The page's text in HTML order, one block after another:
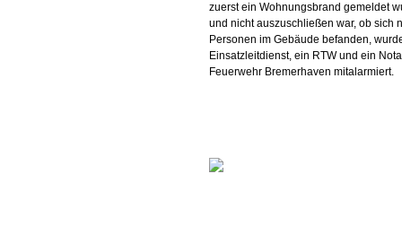
zuerst ein Wohnungsbrand gemeldet
und nicht auszuschließen war, ob sich
Personen im Gebäude befanden,
Einsatzleitdienst, ein RTW und ein
Feuerwehr Bremerhaven mitalarmiert.